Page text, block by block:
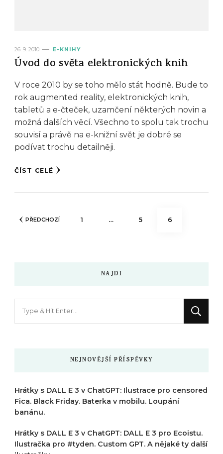
26. 9. 2010 E-KNIHY
Úvod do světa elektronických knih
V roce 2010 by se toho mělo stát hodně. Bude to
rok augmented reality, elektronických knih,
tabletů a e-čteček, uzamčení některých novin a
možná dalších věcí. Všechno to spolu tak trochu
souvisí a právě na e-knižní svět je dobré se
podívat trochu detailněji.
ČÍST CELÉ
Stránkování
PŘEDCHOZÍ STRÁNKA
1 … STRÁNKA
5 STRÁNKA
6
NAJDI
NEJNOVĚJŠÍ PŘÍSPĚVKY
Hrátky s DALL E 3 v ChatGPT: Ilustrace pro censored
Fica. Black Friday. Baterka v mobilu. Loupání
banánu.
Hrátky s DALL E 3 v ChatGPT: DALL E 3 pro Ecoistu.
Ilustračka pro #tyden. Custom GPT. A nějaké ty další